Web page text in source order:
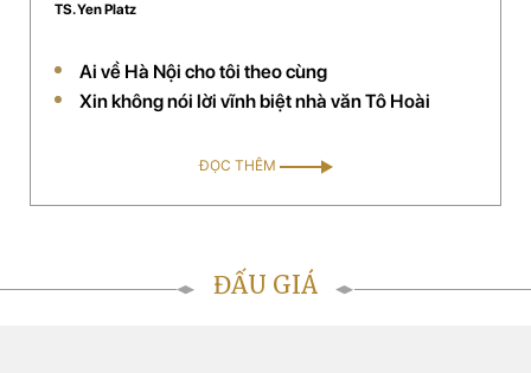
pha chế thành công một số loại dược phẩm và đang
(thuộc hệ thống của công ty) trên toàn quốc. Công ty
của chị đã được chọn là đối tác chiến lược phân phối
TS. Yen Platz
Ai về Hà Nội cho tôi theo cùng
Xin không nói lời vĩnh biệt nhà văn Tô Hoài
ĐỌC THÊM
ĐẤU GIÁ